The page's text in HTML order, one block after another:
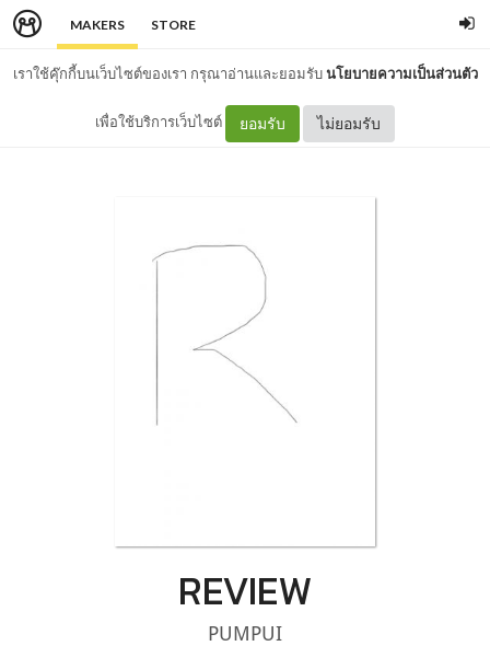
MAKERS STORE
เราใช้คุ๊กกี้บนเว็บไซต์ของเรา กรุณาอ่านและยอมรับนโยบายความเป็นส่วนตัว
เพื่อใช้บริการเว็บไซต์ ยอมรับ ไม่ยอมรับ
REVIEW
PUMPUI